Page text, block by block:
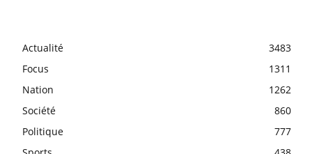
Actualité
3483
Focus
1311
Nation
1262
Société
860
Politique
777